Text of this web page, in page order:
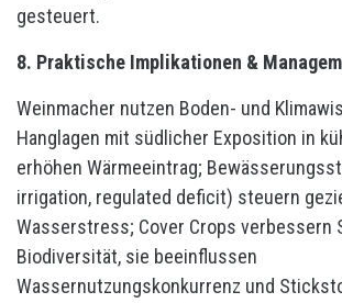
gesteuert.
8. Praktische Implikationen &
Weinmacher nutzen Boden- und
Hanglagen mit südlicher Exposition in
erhöhen Wärmeeintrag;
irrigation, regulated deficit) steuern
Wasserstress; Cover Crops verbessern
Biodiversität, sie beeinflussen
Wassernutzungskonkurrenz und